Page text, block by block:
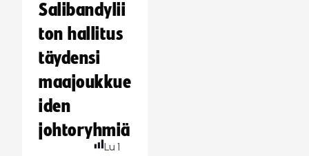
Salibandylii
ton hallitus
täydensi
maajoukkue
iden
johtoryhmiä
Lu 1